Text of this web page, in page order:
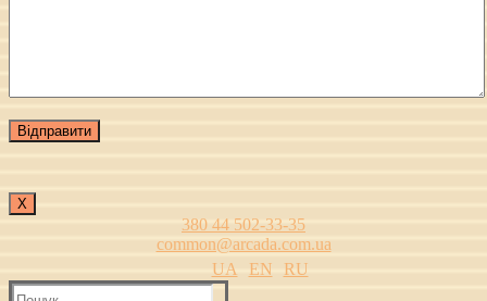
Х
380 44 502-33-35
common@arcada.com.ua
UA
EN
RU
Пошук: